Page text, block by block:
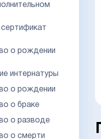
о рождении
интернатуры
о рождении
о браке
о разводе
о смерти